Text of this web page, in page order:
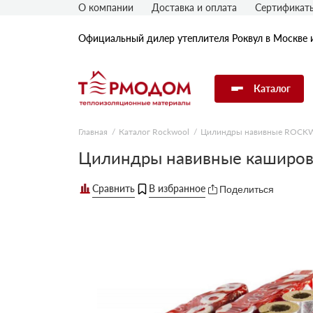
Официальный дилер утеплителя Роквул в Москве
Каталог
Утеплитель Rockwool
Утеплитель Технониколь
О компании Доставка и оплата
Главная Каталог Rockwool Цилиндры навивные
Цилиндры навивные
Поделиться